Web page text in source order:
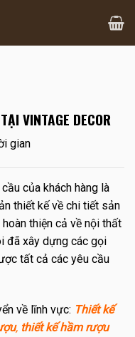
VINTAGE DECOR
gian
của khách hàng là
thiết kế về chi tiết sản
thiện cả về nội thất
đã xây dựng các gọi
tất cả các yêu cầu
về lĩnh vực: Thiết kế
, thiết kế hầm rượu